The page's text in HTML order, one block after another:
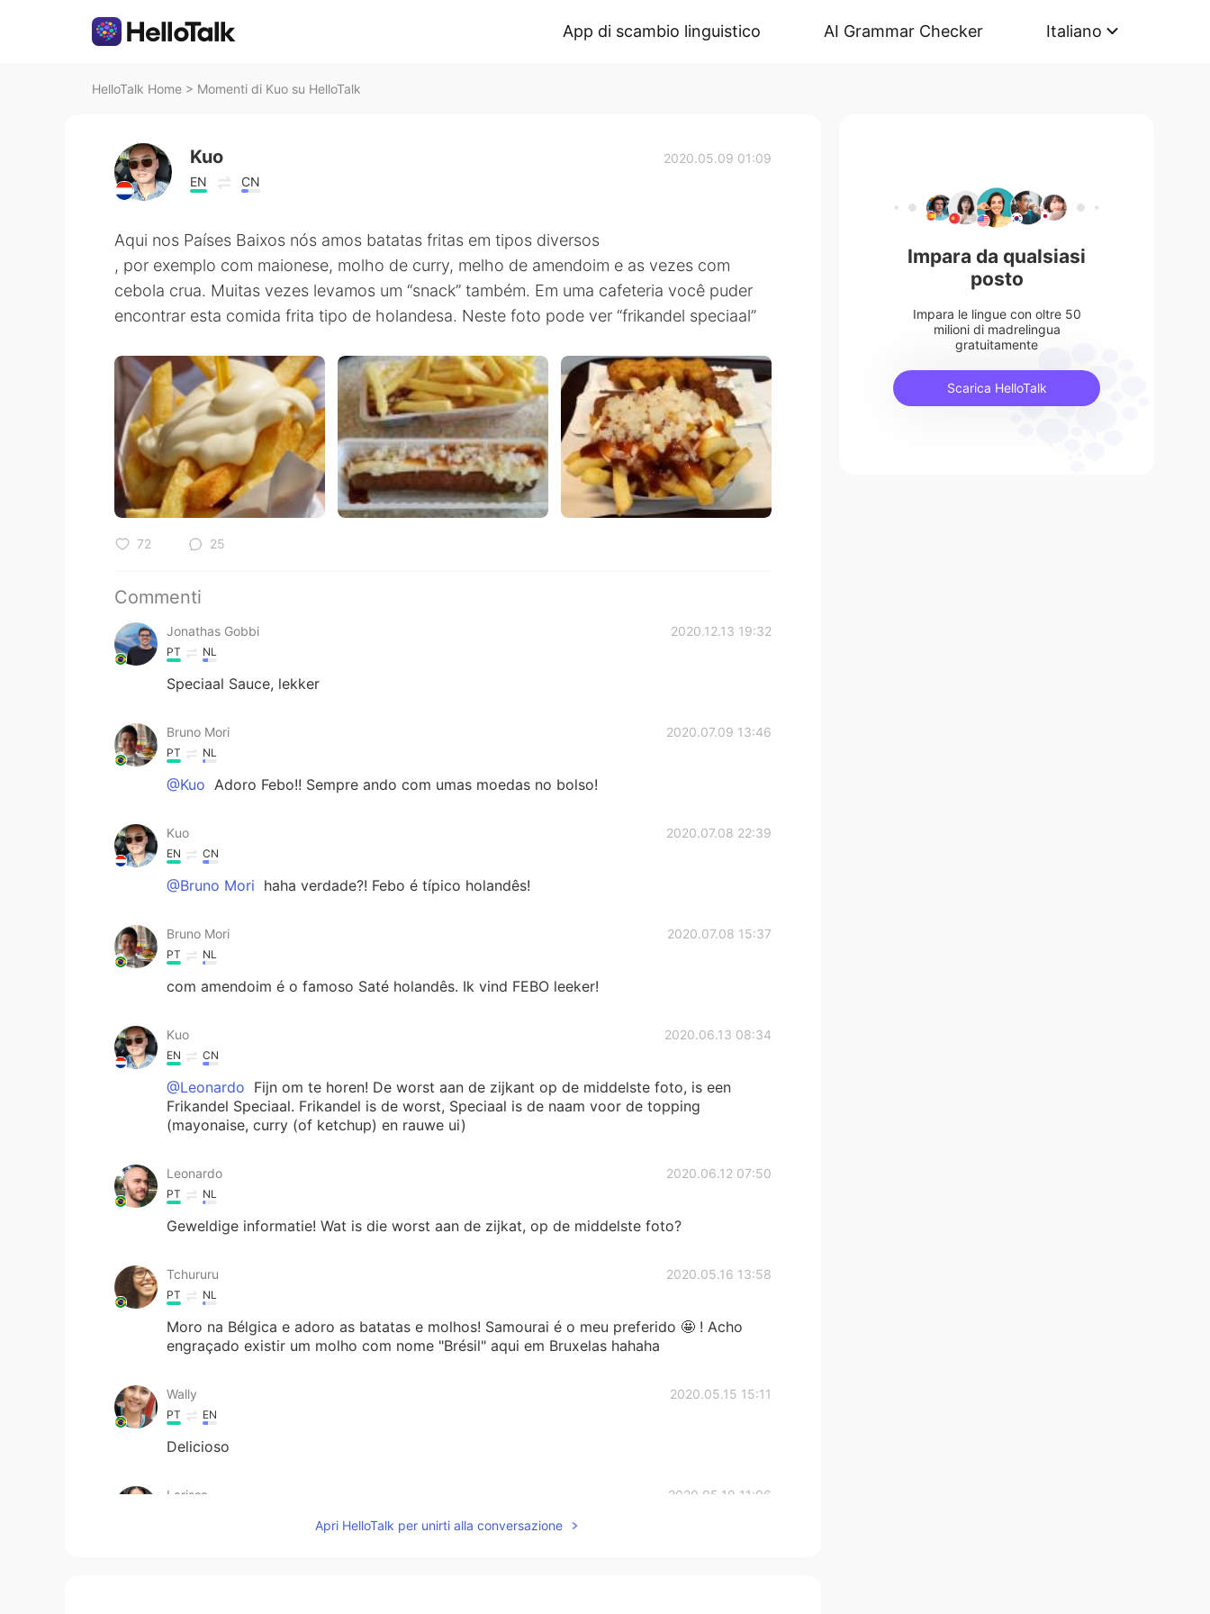
App di scambio linguistico AI Grammar Checker Italiano
HelloTalk Home > Momenti di Kuo su HelloTalk
Kuo
EN CN
2020.05.09 01:09
Aqui nos Países Baixos nós amos batatas fritas em tipos diversos
, por exemplo com maionese, molho de curry, melho de amendoim e as vezes com
cebola crua. Muitas vezes levamos um “snack” também. Em uma cafeteria você puder
encontrar esta comida frita tipo de holandesa. Neste foto pode ver “frikandel speciaal”
72 25
Commenti
Jonathas Gobbi 2020.12.13 19:32
PT NL
Speciaal Sauce, lekker
Bruno Mori 2020.07.09 13:46
PT NL
@Kuo Adoro Febo!! Sempre ando com umas moedas no bolso!
Kuo 2020.07.08 22:39
EN CN
@Bruno Mori haha verdade?! Febo é típico holandês!
Bruno Mori 2020.07.08 15:37
PT NL
com amendoim é o famoso Saté holandês. Ik vind FEBO leeker!
Kuo 2020.06.13 08:34
EN CN
@Leonardo Fijn om te horen! De worst aan de zijkant op de middelste foto, is een
Frikandel Speciaal. Frikandel is de worst, Speciaal is de naam voor de topping
(mayonaise, curry (of ketchup) en rauwe ui)
Leonardo 2020.06.12 07:50
PT NL
Geweldige informatie! Wat is die worst aan de zijkat, op de middelste foto?
Tchururu 2020.05.16 13:58
PT NL
Moro na Bélgica e adoro as batatas e molhos! Samourai é o meu preferido 🤩 ! Acho
engraçado existir um molho com nome "Brésil" aqui em Bruxelas hahaha
Wally 2020.05.15 15:11
PT EN
Delicioso
Larissa 2020.05.10 11:06
Apri HelloTalk per unirti alla conversazione
Impara da qualsiasi
posto
Impara le lingue con oltre 50
milioni di madrelingua
gratuitamente
Scarica HelloTalk